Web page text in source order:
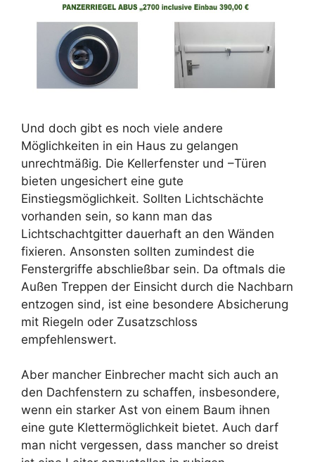
Und doch gibt es noch viele andere
Möglichkeiten in ein Haus zu gelangen
unrechtmäßig. Die Kellerfenster und –Türen
bieten ungesichert eine gute
Einstiegsmöglichkeit. Sollten Lichtschächte
vorhanden sein, so kann man das
Lichtschachtgitter dauerhaft an den Wänden
fixieren. Ansonsten sollten zumindest die
Fenstergriffe abschließbar sein. Da oftmals die
Außen Treppen der Einsicht durch die Nachbarn
entzogen sind, ist eine besondere Absicherung
mit Riegeln oder Zusatzschloss
empfehlenswert.
Aber mancher Einbrecher macht sich auch an
den Dachfenstern zu schaffen, insbesondere,
wenn ein starker Ast von einem Baum ihnen
eine gute Klettermöglichkeit bietet. Auch darf
man nicht vergessen, dass mancher so dreist